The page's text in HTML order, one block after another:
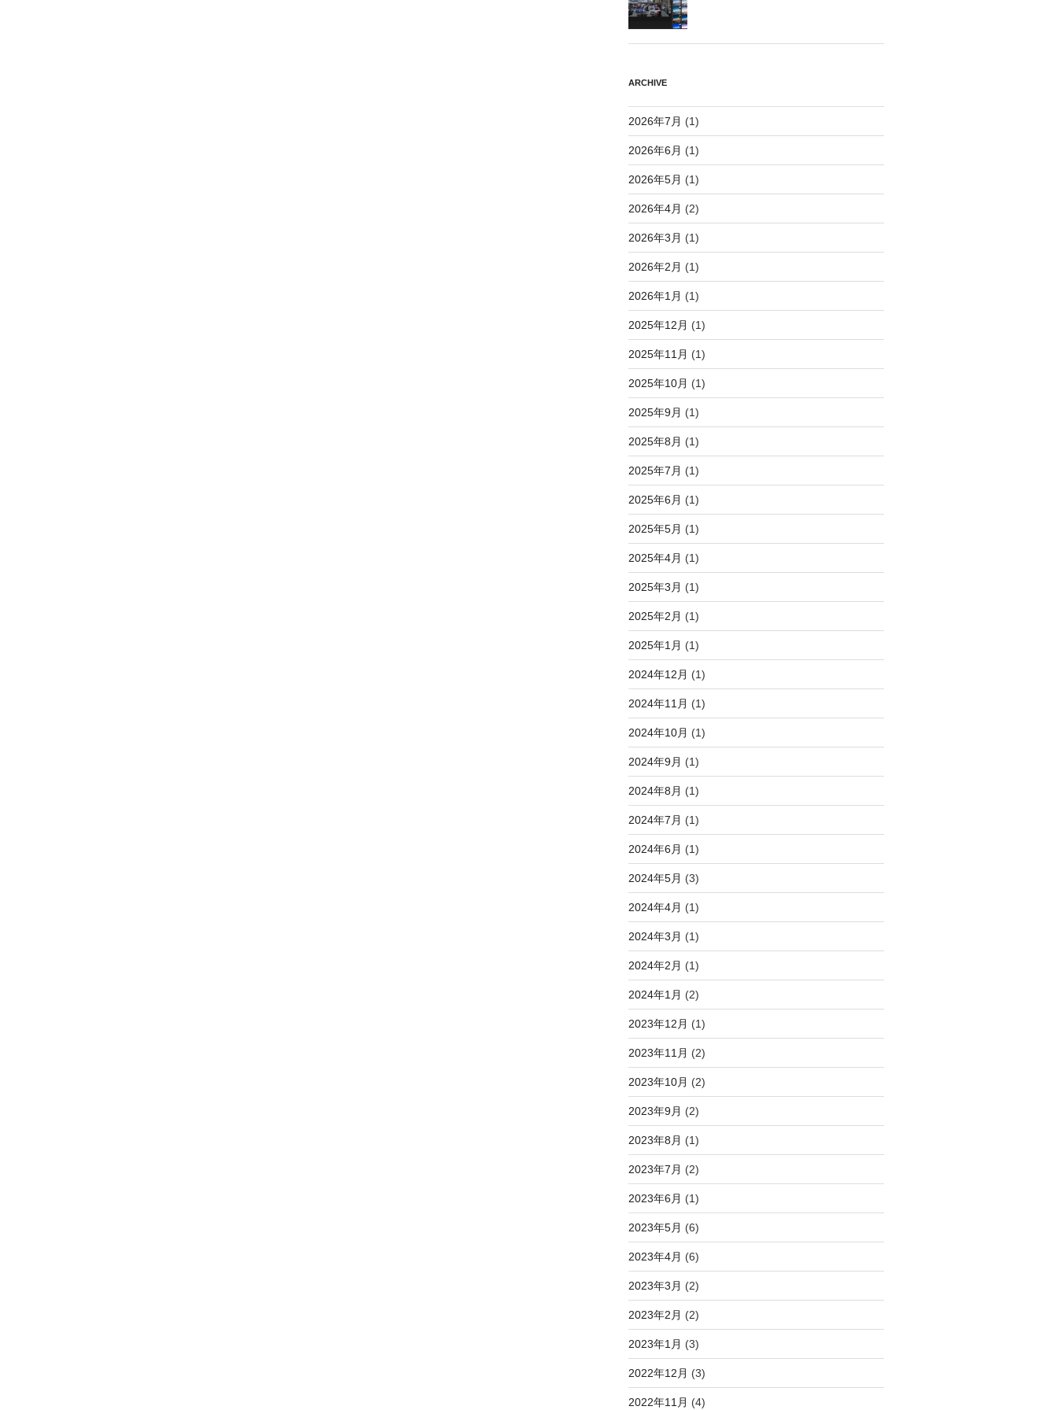
ARCHIVE
2026年7月 (1)
2026年6月 (1)
2026年5月 (1)
2026年4月 (2)
2026年3月 (1)
2026年2月 (1)
2026年1月 (1)
2025年12月 (1)
2025年11月 (1)
2025年10月 (1)
2025年9月 (1)
2025年8月 (1)
2025年7月 (1)
2025年6月 (1)
2025年5月 (1)
2025年4月 (1)
2025年3月 (1)
2025年2月 (1)
2025年1月 (1)
2024年12月 (1)
2024年11月 (1)
2024年10月 (1)
2024年9月 (1)
2024年8月 (1)
2024年7月 (1)
2024年6月 (1)
2024年5月 (3)
2024年4月 (1)
2024年3月 (1)
2024年2月 (1)
2024年1月 (2)
2023年12月 (1)
2023年11月 (2)
2023年10月 (2)
2023年9月 (2)
2023年8月 (1)
2023年7月 (2)
2023年6月 (1)
2023年5月 (6)
2023年4月 (6)
2023年3月 (2)
2023年2月 (2)
2023年1月 (3)
2022年12月 (3)
2022年11月 (4)